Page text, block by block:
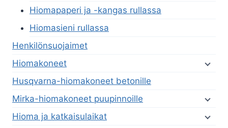
Hiomapaperi ja -kangas rullassa
Hiomasieni rullassa
Henkilönsuojaimet
Hiomakoneet
Husqvarna-hiomakoneet betonille
Mirka-hiomakoneet puupinnoille
Hioma ja katkaisulaikat